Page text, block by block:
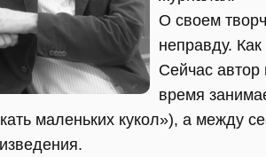
О своем
неправду.
Сейчас
время
маленьких кукол»), а между